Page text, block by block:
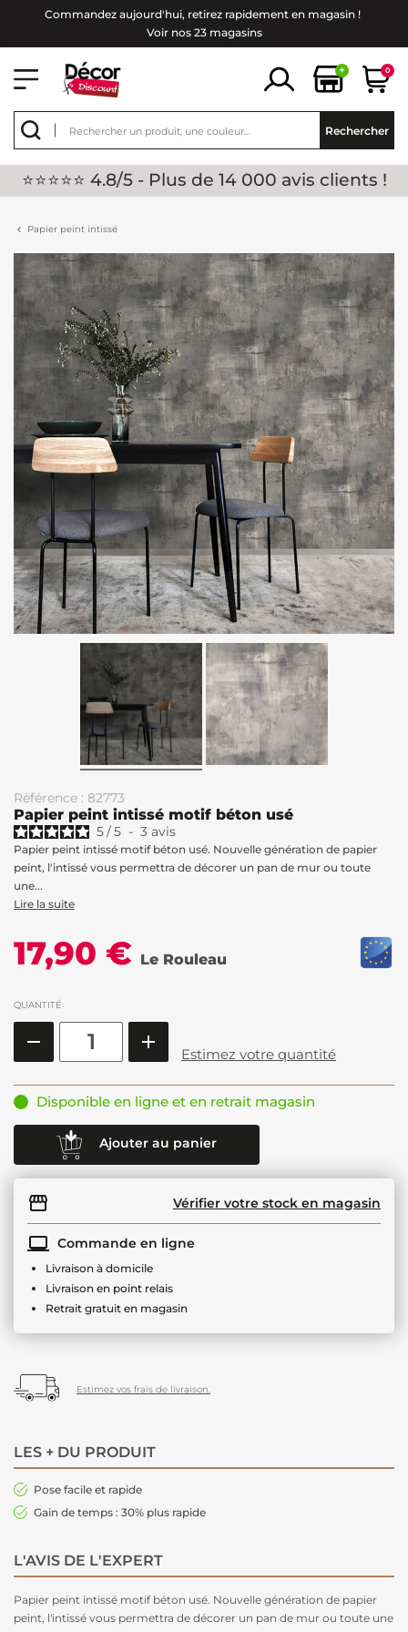
Commandez aujourd'hui, retirez rapidement en magasin !
Voir nos 23 magasins
+ 0
Rechercher
⭐⭐⭐⭐⭐ 4.8/5 - Plus de 14 000 avis clients !
Papier peint intissé
Référence : 82773
Papier peint intissé motif béton usé
5/5 - 3 avis
Papier peint intissé motif béton usé. Nouvelle génération de papier
peint, l'intissé vous permettra de décorer un pan de mur ou toute
une...
Lire la suite
17,90 € Le Rouleau
QUANTITÉ
Estimez votre quantité
Disponible en ligne et en retrait magasin
Ajouter au panier
Vérifier votre stock en magasin
Commande en ligne
Livraison à domicile
Livraison en point relais
Retrait gratuit en magasin
Estimez vos frais de livraison.
LES + DU PRODUIT
Pose facile et rapide
Gain de temps : 30% plus rapide
L'AVIS DE L'EXPERT
Papier peint intissé motif béton usé. Nouvelle génération de papier
peint, l'intissé vous permettra de décorer un pan de mur ou toute une